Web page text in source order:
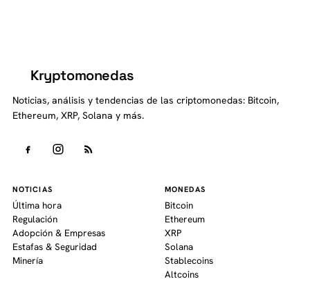
Kryptomonedas
Noticias, análisis y tendencias de las criptomonedas: Bitcoin,
Ethereum, XRP, Solana y más.
NOTICIAS
Última hora
Regulación
Adopción & Empresas
Estafas & Seguridad
Minería
MONEDAS
Bitcoin
Ethereum
XRP
Solana
Stablecoins
Altcoins